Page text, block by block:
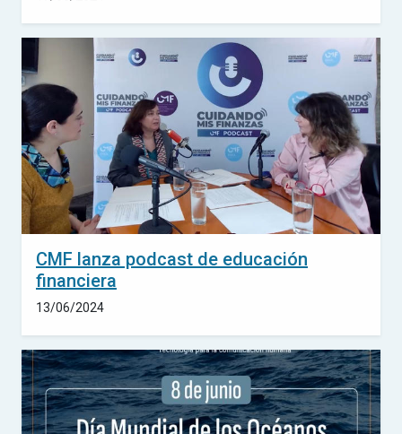
CMF lanza podcast de educación
financiera
13/06/2024